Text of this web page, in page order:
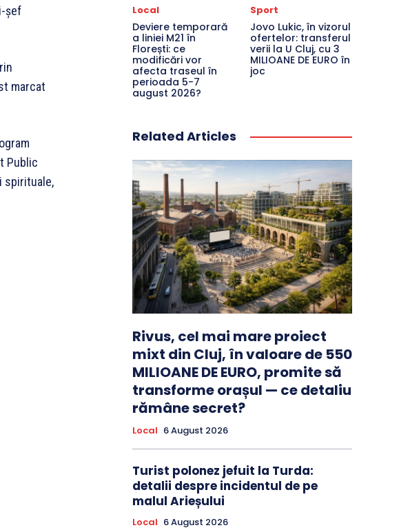
șef
marcat
Public
spirituale,
Local
Deviere temporară
a liniei M21 în
Florești: ce
modificări vor
afecta traseul în
perioada 5-7
august 2026?
Sport
Jovo Lukic, în vizorul
ofertelor: transferul
verii la U Cluj, cu 3
MILIOANE DE EURO în
joc
Related Articles
Rivus, cel mai mare proiect
mixt din Cluj, în valoare de 550
MILIOANE DE EURO, promite să
transforme orașul — ce detaliu
rămâne secret?
Local 6 August 2026
Turist polonez jefuit la Turda:
detalii despre incidentul de pe
malul Arieșului
Local 6 August 2026